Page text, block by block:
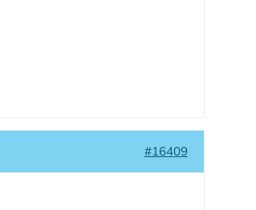
#16409